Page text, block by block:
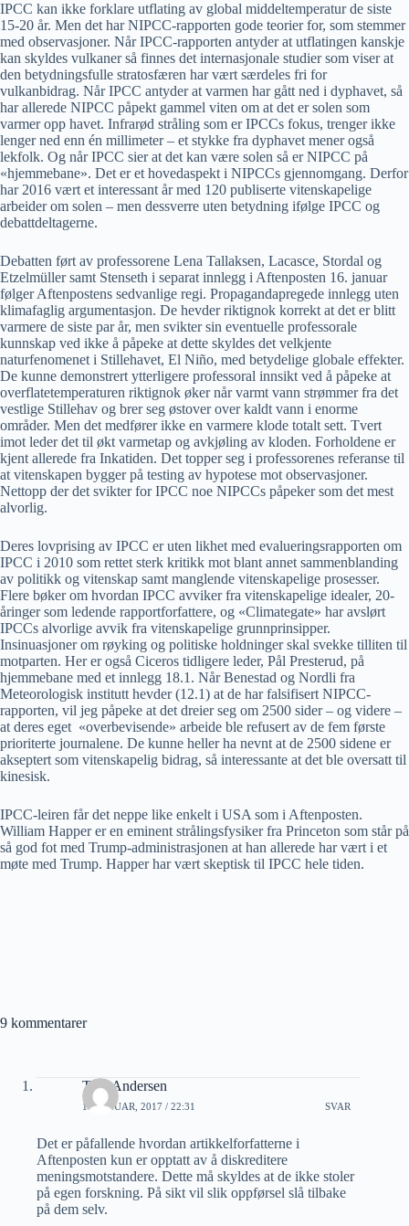
IPCC kan ikke forklare utflating av global middeltemperatur de siste
15-20 år. Men det har NIPCC-rapporten gode teorier for, som stemmer
med observasjoner. Når IPCC-rapporten antyder at utflatingen kanskje
kan skyldes vulkaner så finnes det internasjonale studier som viser at
den betydningsfulle stratosfæren har vært særdeles fri for
vulkanbidrag. Når IPCC antyder at varmen har gått ned i dyphavet, så
har allerede NIPCC påpekt gammel viten om at det er solen som
varmer opp havet. Infrarød stråling som er IPCCs fokus, trenger ikke
lenger ned enn én millimeter – et stykke fra dyphavet mener også
lekfolk. Og når IPCC sier at det kan være solen så er NIPCC på
«hjemmebane». Det er et hovedaspekt i NIPCCs gjennomgang. Derfor
har 2016 vært et interessant år med 120 publiserte vitenskapelige
arbeider om solen – men dessverre uten betydning ifølge IPCC og
debattdeltagerne.
Debatten ført av professorene Lena Tallaksen, Lacasce, Stordal og
Etzelmüller samt Stenseth i separat innlegg i Aftenposten 16. januar
følger Aftenpostens sedvanlige regi. Propagandapregede innlegg uten
klimafaglig argumentasjon. De hevder riktignok korrekt at det er blitt
varmere de siste par år, men svikter sin eventuelle professorale
kunnskap ved ikke å påpeke at dette skyldes det velkjente
naturfenomenet i Stillehavet, El Niño, med betydelige globale effekter.
De kunne demonstrert ytterligere professoral innsikt ved å påpeke at
overflatetemperaturen riktignok øker når varmt vann strømmer fra det
vestlige Stillehav og brer seg østover over kaldt vann i enorme
områder. Men det medfører ikke en varmere klode totalt sett. Tvert
imot leder det til økt varmetap og avkjøling av kloden. Forholdene er
kjent allerede fra Inkatiden. Det topper seg i professorenes referanse til
at vitenskapen bygger på testing av hypotese mot observasjoner.
Nettopp der det svikter for IPCC noe NIPCCs påpeker som det mest
alvorlig.
Deres lovprising av IPCC er uten likhet med evalueringsrapporten om
IPCC i 2010 som rettet sterk kritikk mot blant annet sammenblanding
av politikk og vitenskap samt manglende vitenskapelige prosesser.
Flere bøker om hvordan IPCC avviker fra vitenskapelige idealer, 20-
åringer som ledende rapportforfattere, og «Climategate» har avslørt
IPCCs alvorlige avvik fra vitenskapelige grunnprinsipper.
Insinuasjoner om røyking og politiske holdninger skal svekke tilliten til
motparten. Her er også Ciceros tidligere leder, Pål Presterud, på
hjemmebane med et innlegg 18.1. Når Benestad og Nordli fra
Meteorologisk institutt hevder (12.1) at de har falsifisert NIPCC-
rapporten, vil jeg påpeke at det dreier seg om 2500 sider – og videre –
at deres eget «overbevisende» arbeide ble refusert av de fem første
prioriterte journalene. De kunne heller ha nevnt at de 2500 sidene er
akseptert som vitenskapelig bidrag, så interessante at det ble oversatt til
kinesisk.
IPCC-leiren får det neppe like enkelt i USA som i Aftenposten.
William Happer er en eminent strålingsfysiker fra Princeton som står på
så god fot med Trump-administrasjonen at han allerede har vært i et
møte med Trump. Happer har vært skeptisk til IPCC hele tiden.
9 kommentarer
Tore Andersen
18 JANUAR, 2017 / 22:31 SVAR
Det er påfallende hvordan artikkelforfatterne i
Aftenposten kun er opptatt av å diskreditere
meningsmotstandere. Dette må skyldes at de ikke stoler
på egen forskning. På sikt vil slik oppførsel slå tilbake
på dem selv.